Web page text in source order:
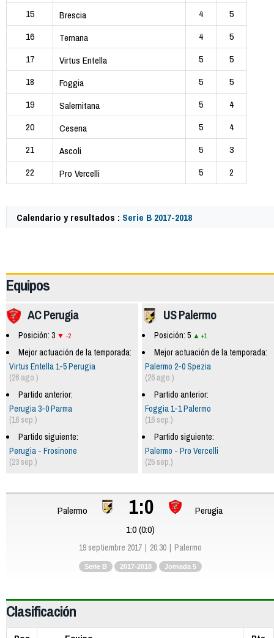
15
Brescia 4
5
16
Ternana 4
5
17
Virtus Entella 5
5
18
Foggia 5
5
19
Salernitana 5
4
20
Cesena 5
4
21
Ascoli 5
3
22
Pro Vercelli 5 2
Calendario y resultados : Serie B 2017-2018
Equipos
US Palermo
Posición: 5 +1
Mejor actuación de la temporada:
Palermo 2-0 Spezia
(26 ago.)
Partido anterior:
Foggia 1-1 Palermo
(16 sep.)
Partido siguiente:
Palermo - Pro Vercelli
(25 sep.)
AC Perugia
Posición: 3 -2
Mejor actuación de la temporada:
Virtus Entella 1-5 Perugia
(26 ago.)
Partido anterior:
Perugia 3-0 Parma
(16 sep.)
Partido siguiente:
Perugia - Frosinone
(23 sep.)
Palermo 1:0
Perugia
1:0 (0:0)
19 septiembre 2017 20:30 Palermo
Serie B 2017-2018 Jornada 5
Clasificación